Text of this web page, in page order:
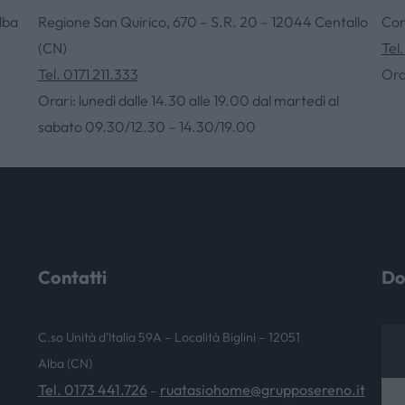
Regione San Quirico, 670 – S.R. 20 – 12044 Centallo
(CN)
Tel. 0171 211.333
Orari: lunedì dalle 14.30 alle 19.00 dal martedì al
sabato 09.30/12.30 – 14.30/19.00
Contatti
C.so Unità d’Italia 59A – Località Biglini – 12051
Alba (CN)
Tel. 0173 441.726 – ruatasiohome@grupposereno.it